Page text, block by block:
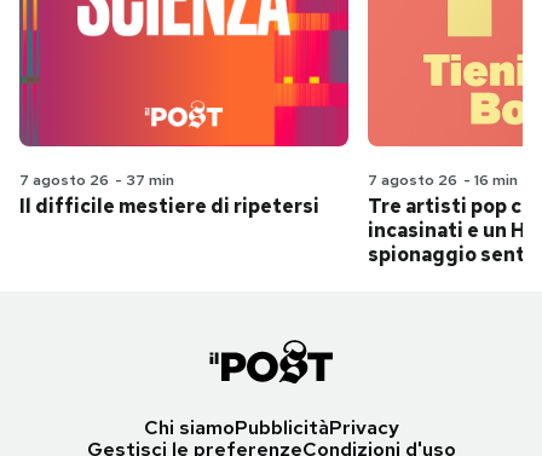
7 agosto 26 - 37 min
Il difficile mestiere di ripetersi
7 agosto 26 - 16 min
Tre artisti pop
incasinati e un
spionaggio
Chi siamoPubblicitàPrivacy
Gestisci le preferenzeCondizioni d'uso